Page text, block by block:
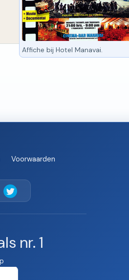
Affiche bij Hotel Manavai.
Voorwaarden
nr. 1